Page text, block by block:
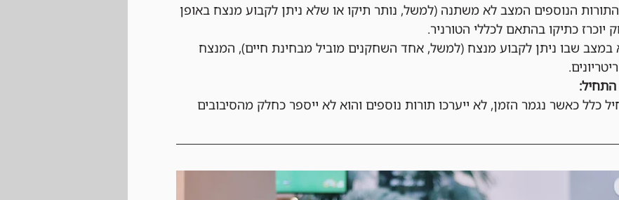
הנוספים המצב לא משתנה (למשל, נותר תיקו או שלא ניתן לקבוע מנצח באופן
כתיקו בהתאם לכללי הטורניר.
שבו ניתן לקבוע מנצח (למשל, אחד השחקנים מוביל מבחינת חיים), המנצח
כאשר נגמר הזמן, לא ייערכו תורות נוספים והוא לא ייספר כחלק מהסיבובים